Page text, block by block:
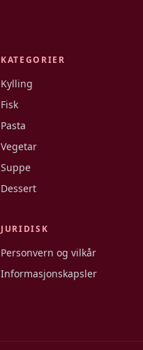
KATEGORIER
Kylling
Fisk
Pasta
Vegetar
Suppe
Dessert
JURIDISK
Personvern og vilkår
Informasjonskapsler